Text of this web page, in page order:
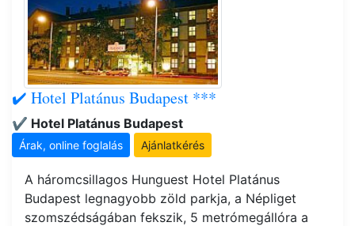
✔️ Hotel Platánus Budapest ***
✔️ Hotel Platánus Budapest
Árak, online foglalás Ajánlatkérés
A háromcsillagos Hunguest Hotel Platánus
Budapest legnagyobb zöld parkja, a Népliget
szomszédságában fekszik, 5 metrómegállóra a